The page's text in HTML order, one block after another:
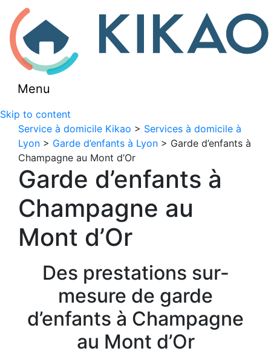
Menu
Skip to content
Service à domicile Kikao > Services à domicile à
Lyon > Garde d’enfants à Lyon > Garde d’enfants à
Champagne au Mont d’Or
Garde d’enfants à
Champagne au
Mont d’Or
Des prestations sur-
mesure de garde
d’enfants à Champagne
au Mont d’Or